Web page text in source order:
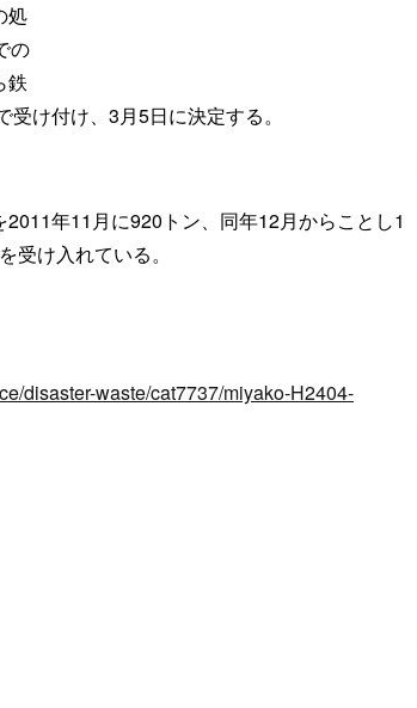
処
の
鉄
け付け、3月5日に決定する。
年11月に920トン、同年12月からことし1
受け入れている。
disaster-waste/cat7737/miyako-H2404-